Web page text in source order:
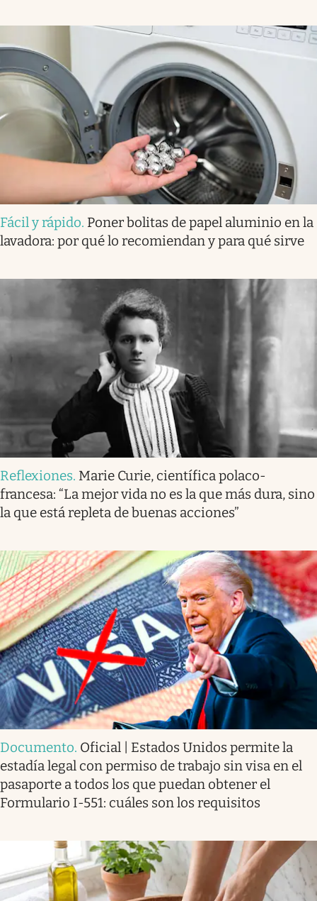
Fácil y rápido. Poner bolitas de papel aluminio en la
lavadora: por qué lo recomiendan y para qué sirve
Reflexiones. Marie Curie, científica polaco-
francesa: “La mejor vida no es la que más dura, sino
la que está repleta de buenas acciones”
Documento. Oficial | Estados Unidos permite la
estadía legal con permiso de trabajo sin visa en el
pasaporte a todos los que puedan obtener el
Formulario I-551: cuáles son los requisitos